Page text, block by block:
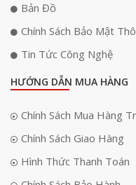
Bản Đồ
Chính Sách Bảo Mật
Tin Tức Công Nghệ
HƯỚNG DẪN MUA HÀNG
Chính Sách Mua Hàng
Chính Sách Giao Hàng
Hình Thức Thanh Toán